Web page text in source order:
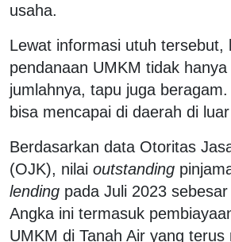
usaha.
Lewat informasi utuh tersebut,
pendanaan UMKM tidak
jumlahnya, tapu juga
bisa mencapai di daerah di
Berdasarkan data Otoritas
(OJK), nilai outstanding
lending pada Juli 2023
Angka ini termasuk
UMKM di Tanah Air yang terus